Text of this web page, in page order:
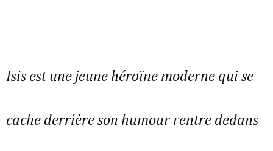
Isis est une jeune héroïne moderne qui se
cache derrière son humour rentre dedans